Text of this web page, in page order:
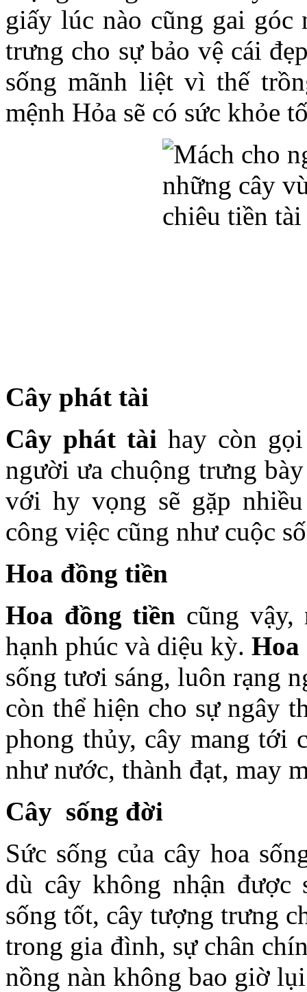
giấy lúc nào cũng gai góc
trưng cho sự bảo vệ cái
sống mãnh liệt vì thế
mệnh Hỏa sẽ có sức khỏe
Cây phát tài
Cây phát tài hay còn
người ưa chuộng trưng
với hy vọng sẽ gặp
công việc cũng như cuộc
Hoa đồng tiền
Hoa đồng tiền cũng vậy,
hạnh phúc và diệu kỳ. Hoa
sống tươi sáng, luôn rạng
còn thể hiện cho sự ngây
phong thủy, cây mang tới
như nước, thành đạt, may
Cây sống đời
Sức sống của cây hoa
dù cây không nhận
sống tốt, cây tượng trưng
trong gia đình, sự chân
nồng nàn không bao giờ